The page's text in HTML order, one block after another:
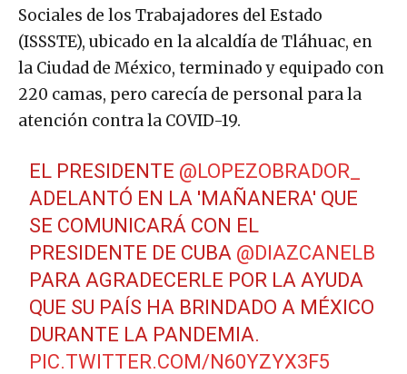
Sociales de los Trabajadores del Estado
(ISSSTE), ubicado en la alcaldía de Tláhuac, en
la Ciudad de México, terminado y equipado con
220 camas, pero carecía de personal para la
atención contra la COVID-19.
EL PRESIDENTE @LOPEZOBRADOR_
ADELANTÓ EN LA 'MAÑANERA' QUE
SE COMUNICARÁ CON EL
PRESIDENTE DE CUBA @DIAZCANELB
PARA AGRADECERLE POR LA AYUDA
QUE SU PAÍS HA BRINDADO A MÉXICO
DURANTE LA PANDEMIA.
PIC.TWITTER.COM/N60YZYX3F5